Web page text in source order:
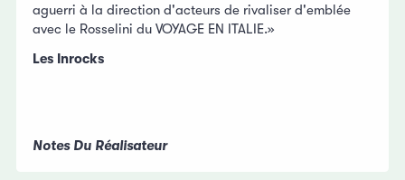
aguerri à la direction d'acteurs de rivaliser d'emblée
avec le Rosselini du VOYAGE EN ITALIE.»
Les Inrocks
Notes Du Réalisateur